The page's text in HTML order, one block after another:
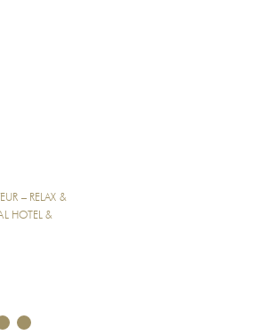
– RELAX &
HOTEL &